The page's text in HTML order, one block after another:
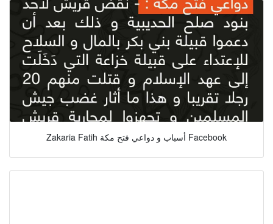
Zakaria Fatih أسباب و دواعي فتح مكة Facebook